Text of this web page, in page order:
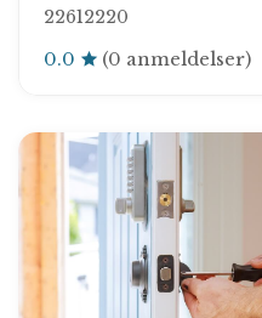
22612220
0.0 (0 anmeldelser)